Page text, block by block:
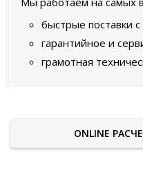
быстрые поставки
гарантийное и
грамотная
ONLINE